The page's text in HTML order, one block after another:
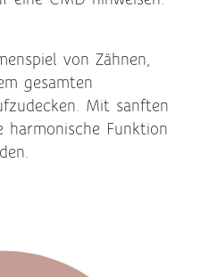
von Zähnen,
gesamten
Mit sanften
harmonische Funktion